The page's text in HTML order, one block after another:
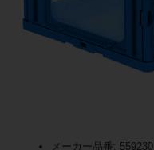
メーカー品番: 559230